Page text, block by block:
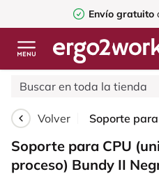
Envío gratuito
Volver
Soporte para CPU
proceso) Bundy II